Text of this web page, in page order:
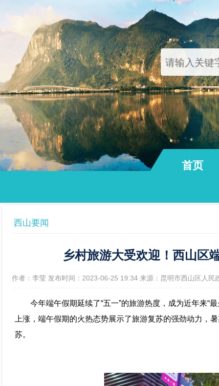
首页
政府信息公开年报
西山要闻
乡村旅游大受欢迎！西山区
[作者：李莹 发布时间：2023-06-25 19:34 来源：昆明市西山区人民
今年端午假期延续了“五一”的旅游热度，成为近年来“
上涨，端午假期的火热态势展示了旅游复苏的强劲动力，
苏。